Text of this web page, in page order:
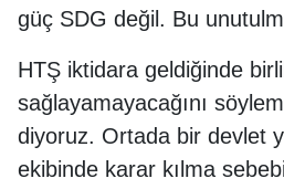
güç SDG değil. Bu
HTŞ iktidara geldiğinde
sağlayamayacağını
diyoruz. Ortada bir devlet
ekibinde karar kılma